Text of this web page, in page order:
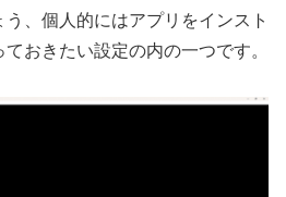
、個人的にはアプリをインスト
おきたい設定の内の一つです。